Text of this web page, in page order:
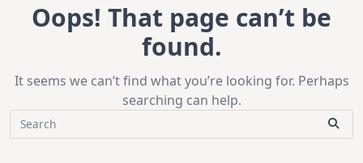
Oops! That page can’t be
found.
It seems we can’t find what you’re looking for. Perhaps
searching can help.
Search